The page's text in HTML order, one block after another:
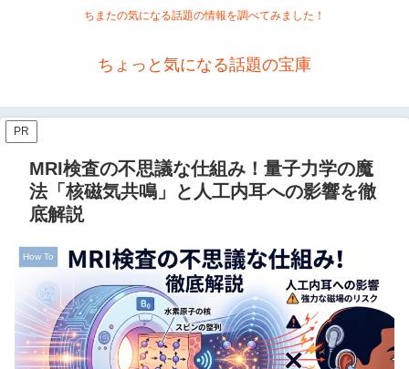
ちまたの気になる話題の情報を調べてみました！
ちょっと気になる話題の宝庫
PR
MRI検査の不思議な仕組み！量子力学の魔
法「核磁気共鳴」と人工内耳への影響を徹
底解説
How To